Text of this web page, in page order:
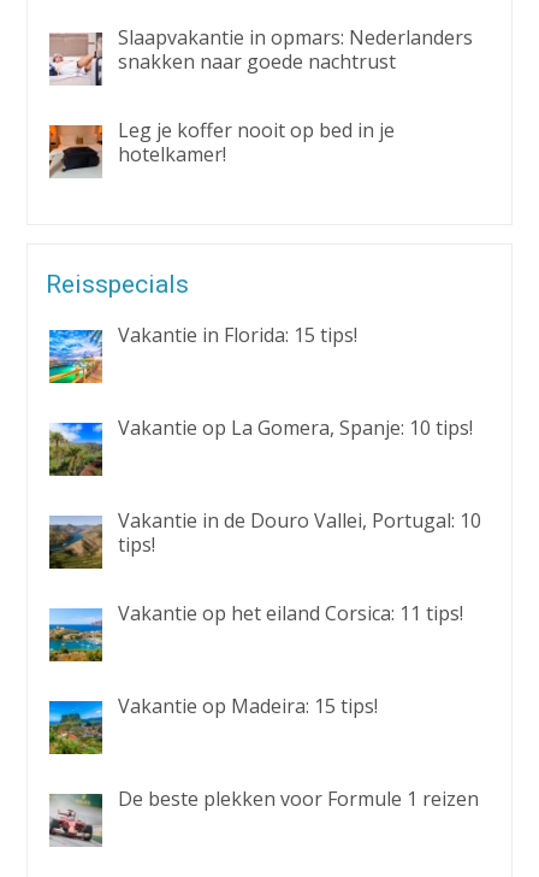
Slaapvakantie in opmars: Nederlanders
snakken naar goede nachtrust
Leg je koffer nooit op bed in je
hotelkamer!
Reisspecials
Vakantie in Florida: 15 tips!
Vakantie op La Gomera, Spanje: 10 tips!
Vakantie in de Douro Vallei, Portugal: 10
tips!
Vakantie op het eiland Corsica: 11 tips!
Vakantie op Madeira: 15 tips!
De beste plekken voor Formule 1 reizen